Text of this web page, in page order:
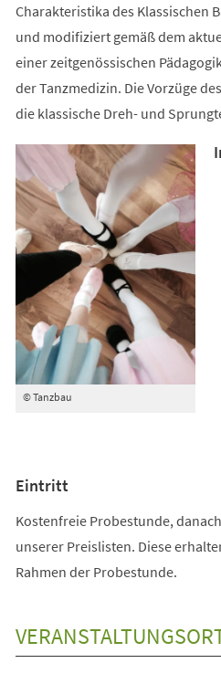
Charakteristika des Klassischen
und modifiziert gemäß dem
einer zeitgenössischen
der Tanzmedizin. Die Vorzüge
die klassische Dreh- und
© Tanzbau
Eintritt
Kostenfreie Probestunde,
unserer Preislisten. Diese
Rahmen der Probestunde.